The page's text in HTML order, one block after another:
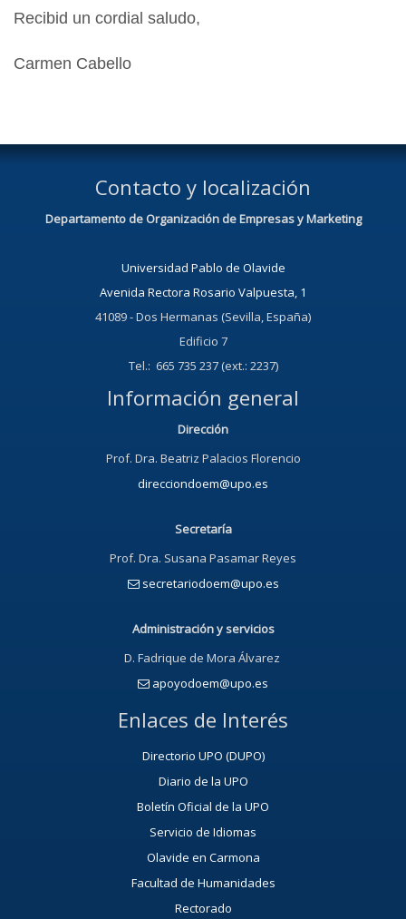
Recibid un cordial saludo,
Carmen Cabello
Contacto y localización
Departamento de Organización de Empresas y Marketing
Universidad Pablo de Olavide
Avenida Rectora Rosario Valpuesta, 1
41089 - Dos Hermanas (Sevilla, España)
Edificio 7
Tel.: 665 735 237 (ext.: 2237)
Información general
Dirección
Prof. Dra. Beatriz Palacios Florencio
direcciondoem@upo.es
Secretaría
Prof. Dra. Susana Pasamar Reyes
secretariodoem@upo.es
Administración y servicios
D. Fadrique de Mora Álvarez
apoyodoem@upo.es
Enlaces de Interés
Directorio UPO (DUPO)
Diario de la UPO
Boletín Oficial de la UPO
Servicio de Idiomas
Olavide en Carmona
Facultad de Humanidades
Rectorado